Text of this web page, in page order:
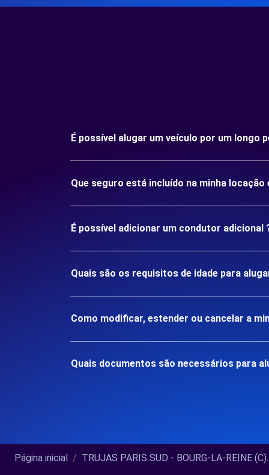
É possível alugar um veículo por um longo
Que seguro está incluído na minha locação
É possível adicionar um condutor adicional
Quais são os requisitos de idade para
Como modificar, estender ou cancelar a
Quais documentos são necessários para
Página inicial TRUJAS PARIS SUD - BOURG-LA-REINE